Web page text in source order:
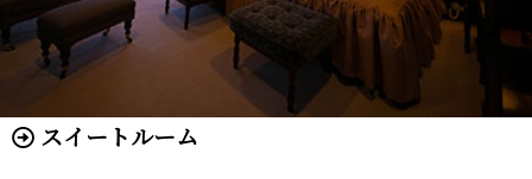
スイートルーム